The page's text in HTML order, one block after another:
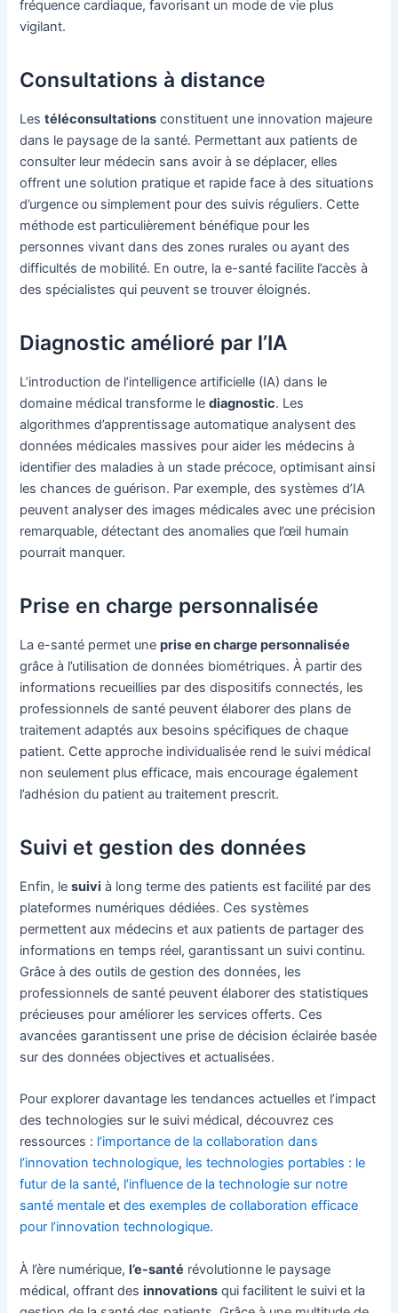
fréquence cardiaque, favorisant un mode de vie plus
vigilant.
Consultations à distance
Lestéléconsultations constituent une innovation majeure
dans le paysage de la santé. Permettant aux patients de
consulter leur médecin sans avoir à se déplacer, elles
offrent une solution pratique et rapide face à des situations
d’urgence ou simplement pour des suivis réguliers. Cette
méthode est particulièrement bénéfique pour les
personnes vivant dans des zones rurales ou ayant des
difficultés de mobilité. En outre, la e-santé facilite l’accès à
des spécialistes qui peuvent se trouver éloignés.
Diagnostic amélioré par l’IA
L’introduction de l’intelligence artificielle (IA) dans le
domaine médical transforme lediagnostic. Les
algorithmes d’apprentissage automatique analysent des
données médicales massives pour aider les médecins à
identifier des maladies à un stade précoce, optimisant ainsi
les chances de guérison. Par exemple, des systèmes d’IA
peuvent analyser des images médicales avec une précision
remarquable, détectant des anomalies que l’œil humain
pourrait manquer.
Prise en charge personnalisée
La e-santé permet uneprise en charge personnalisée
grâce à l’utilisation de données biométriques. À partir des
informations recueillies par des dispositifs connectés, les
professionnels de santé peuvent élaborer des plans de
traitement adaptés aux besoins spécifiques de chaque
patient. Cette approche individualisée rend le suivi médical
non seulement plus efficace, mais encourage également
l’adhésion du patient au traitement prescrit.
Suivi et gestion des données
Enfin, lesuivi à long terme des patients est facilité par des
plateformes numériques dédiées. Ces systèmes
permettent aux médecins et aux patients de partager des
informations en temps réel, garantissant un suivi continu.
Grâce à des outils de gestion des données, les
professionnels de santé peuvent élaborer des statistiques
précieuses pour améliorer les services offerts. Ces
avancées garantissent une prise de décision éclairée basée
sur des données objectives et actualisées.
Pour explorer davantage les tendances actuelles et l’impact
des technologies sur le suivi médical, découvrez ces
ressources : l’importance de la collaboration dans
l’innovation technologique, les technologies portables : le
futur de la santé, l’influence de la technologie sur notre
santé mentale etdes exemples de collaboration efficace
pour l’innovation technologique.
À l’ère numérique,l’e-santé révolutionne le paysage
médical, offrant desinnovations qui facilitent le suivi et la